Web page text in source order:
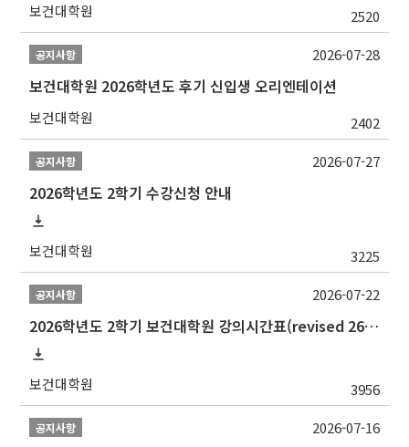
보건대학원 2520
공지사항
보건대학원 2026학년도 후기 신입생 오리엔테이션
보건대학원 2402
2026-07-28
공지사항
2026학년도 2학기 수강신청 안내
보건대학원 3225
2026-07-27
공지사항
2026학년도 2학기 보건대학원 강의시간표(revised 260803)(2026 2nd SEMESTER SNU GSPH TIMETABLE)
보건대학원 3956
2026-07-22
공지사항 2026-07-16